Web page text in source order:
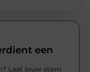
een
Laat jouw stem